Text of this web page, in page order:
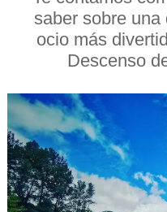
saber sobre
ocio más
Descenso